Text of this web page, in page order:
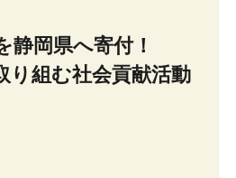
静岡県へ寄付！
り組む社会貢献活動